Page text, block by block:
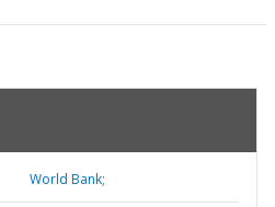
World Bank;